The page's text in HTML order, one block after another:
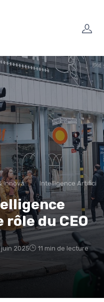
Intelligence
du CEO
2025 11 min de lecture